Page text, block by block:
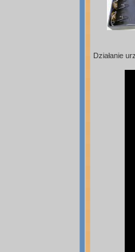
Działanie